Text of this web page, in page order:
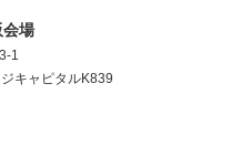
会場
1
キャピタルK839